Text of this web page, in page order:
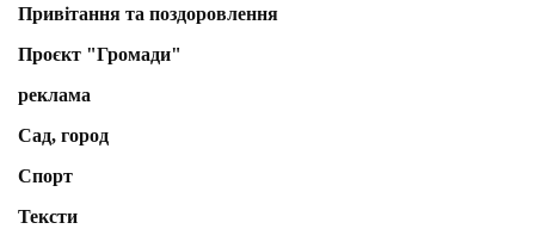
Привітання та поздоровлення
Проєкт "Громади"
реклама
Сад, город
Спорт
Тексти